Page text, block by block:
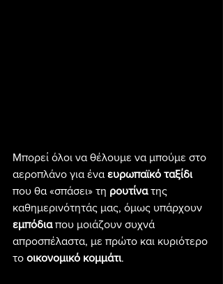
Μπορεί όλοι να θέλουμε να μπούμε στο
αεροπλάνο για ένα ευρωπαϊκό ταξίδι
που θα «σπάσει» τη ρουτίνα της
καθημερινότητάς μας, όμως υπάρχουν
εμπόδια που μοιάζουν συχνά
απροσπέλαστα, με πρώτο και κυριότερο
το οικονομικό κομμάτι.